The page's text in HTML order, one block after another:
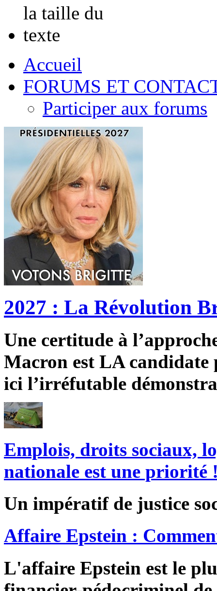
Accueil
FORUMS ET
Participer aux forums
2027 : La Révolution
Une certitude à
Macron est LA candidate
ici l’irréfutable
Emplois, droits sociaux,
nationale est une priorité
Un impératif de justice
Affaire Epstein :
L'affaire Epstein est le